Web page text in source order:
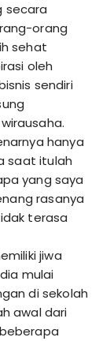
secara
orang
sehat
oleh
sendiri
hanya
saat itulah
yang saya
rasanya
terasa
jiwa
mulai
di sekolah
awal dari